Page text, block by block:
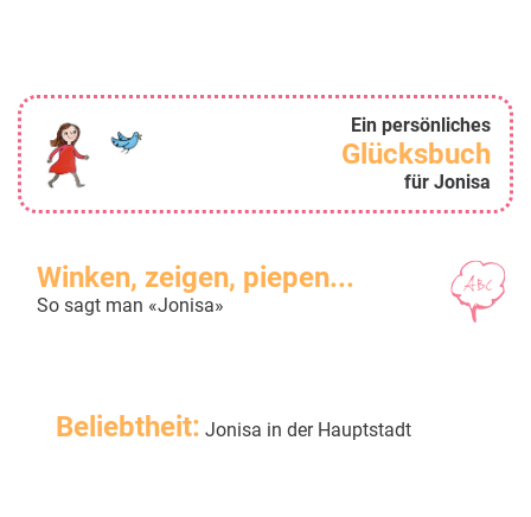
Ein persönliches
Glücksbuch
für Jonisa
Winken, zeigen, piepen...
So sagt man «Jonisa»
Beliebtheit: Jonisa in der Hauptstadt